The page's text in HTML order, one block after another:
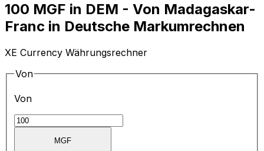
100 MGF in DEM - Von Madagaskar-
Franc in Deutsche Markumrechnen
XE Currency Währungsrechner
Von
Von
MGF